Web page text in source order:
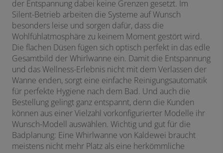
der Entspannung dabei keine Grenzen gesetzt. Im
Silent-Betrieb arbeiten die Systeme auf Wunsch
besonders leise und sorgen dafür, dass die
Wohlfühlatmosphäre zu keinem Moment gestört wird.
Die flachen Düsen fügen sich optisch perfekt in das edle
Gesamtbild der Whirlwanne ein. Damit die Entspannung
und das Wellness-Erlebnis nicht mit dem Verlassen der
Wanne enden, sorgt eine einfache Reinigungsautomatik
für perfekte Hygiene nach dem Bad. Und auch die
Bestellung gelingt ganz entspannt, denn die Kunden
können aus einer Vielzahl vorkonfigurierter Modelle ihr
Wunsch-Modell auswählen. Wichtig und gut für die
Badplanung: Eine Whirlwanne von Kaldewei braucht
meistens nicht mehr Platz als eine herkömmliche